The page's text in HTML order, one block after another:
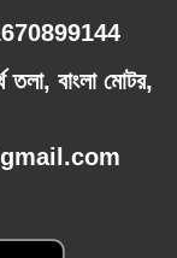
তলা, বাংলা মোটর,